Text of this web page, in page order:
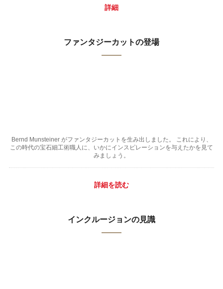
詳細
ファンタジーカットの登場
Bernd Munsteiner がファンタジーカットを生み出しました。 これにより、
この時代の宝石細工術職人に、いかにインスピレーションを与えたかを見て
みましょう。
詳細を読む
インクルージョンの見識